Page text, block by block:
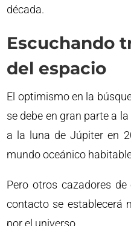
década.
Escuchando
del espacio
El optimismo en la
se debe en gran parte a
a la luna de Júpiter en
mundo oceánico
Pero otros cazadores de
contacto se establecerá
por el universo.